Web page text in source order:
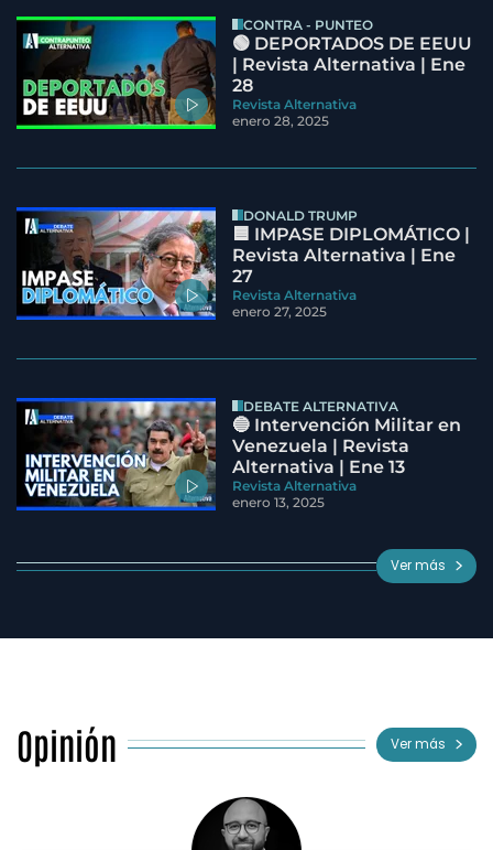
CONTRA - PUNTEO
🟢 DEPORTADOS DE EEUU
| Revista Alternativa | Ene
28
Revista Alternativa
enero 28, 2025
DONALD TRUMP
🟦 IMPASE DIPLOMÁTICO |
Revista Alternativa | Ene
27
Revista Alternativa
enero 27, 2025
DEBATE ALTERNATIVA
🔵 Intervención Militar en
Venezuela | Revista
Alternativa | Ene 13
Revista Alternativa
enero 13, 2025
Ver más
Opinión Ver más